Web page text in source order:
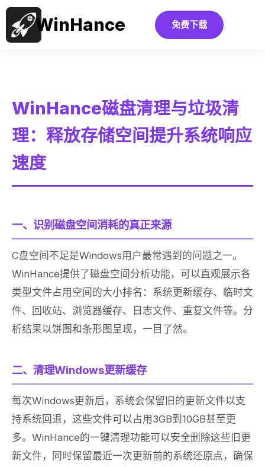
WinHance 免费下载
WinHance磁盘清理与垃圾清
理：释放存储空间提升系统响应
速度
一、识别磁盘空间消耗的真正来源
C盘空间不足是Windows用户最常遇到的问题之一。
WinHance提供了磁盘空间分析功能，可以直观展示各
类型文件占用空间的大小排名：系统更新缓存、临时文
件、回收站、浏览器缓存、日志文件、重复文件等。分
析结果以饼图和条形图呈现，一目了然。
二、清理Windows更新缓存
每次Windows更新后，系统会保留旧的更新文件以支
持系统回退，这些文件可以占用3GB到10GB甚至更
多。WinHance的一键清理功能可以安全删除这些旧更
新文件，同时保留最近一次更新前的系统还原点，确保